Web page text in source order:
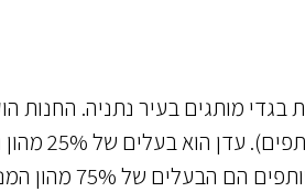
בגדי מותגים בעיר נתניה. החנות
ונתבעים
בתפקיד